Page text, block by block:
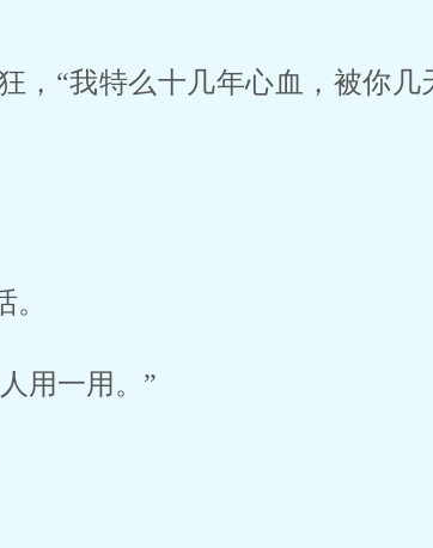
，“我特么十几年心血，被你几
用一用。”